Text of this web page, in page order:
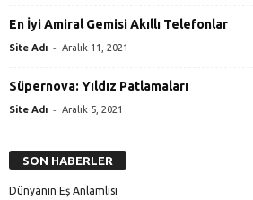
En İyi Amiral Gemisi Akıllı Telefonlar
Site Adı - Aralık 11, 2021
Süpernova: Yıldız Patlamaları
Site Adı - Aralık 5, 2021
SON HABERLER
Dünyanın Eş Anlamlısı